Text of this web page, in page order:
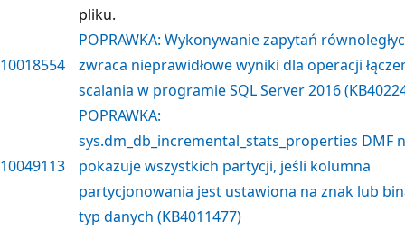
pliku.
10018554
POPRAWKA: Wykonywanie zapytań
zwraca nieprawidłowe wyniki dla operacji
scalania w programie SQL Server 2016
10049113
POPRAWKA:
sys.dm_db_incremental_stats_properties DMF
pokazuje wszystkich partycji, jeśli kolumna
partycjonowania jest ustawiona na znak lub
typ danych (KB4011477)